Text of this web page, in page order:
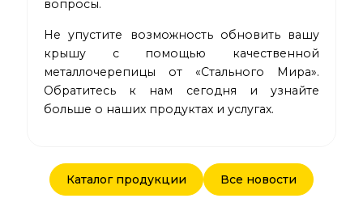
вопросы.
Не упустите возможность обновить вашу
крышу с помощью качественной
металлочерепицы от «Стального Мира».
Обратитесь к нам сегодня и узнайте
больше о наших продуктах и услугах.
Каталог продукции Все новости